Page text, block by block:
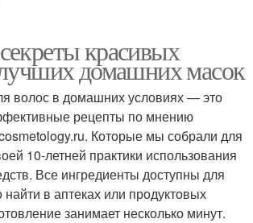
красивых
домашних масок
волос в домашних условиях — это
рецепты по мнению
Которые мы собрали для
10-летней практики использования
Все ингредиенты доступны для
найти в аптеках или продуктовых
занимает несколько минут.